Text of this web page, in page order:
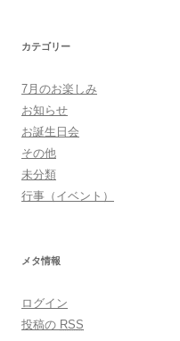
カテゴリー
7月のお楽しみ
お知らせ
お誕生日会
その他
未分類
行事（イベント）
メタ情報
ログイン
投稿の RSS